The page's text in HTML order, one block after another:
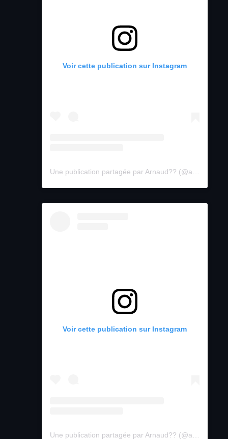
Voir cette publication sur Instagram
Une publication partagée par Arnaud?? (@arnaud.jcs)
Voir cette publication sur Instagram